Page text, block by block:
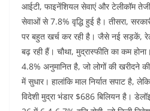
आईटी, फाइनेंशियल सेवाएं और टेलीकॉम
सेवाओं से 7.8% वृद्धि हुई है। तीसरा,
पर बहुत खर्च कर रही है। जैसे नई सड़कें,
बढ़ रही हैं। चौथा, मुद्रास्फीति का कम
4.8% अनुमानित है, जो लोगों की खरीदने की
में सुधार। हालांकि माल निर्यात सपाट है,
विदेशी मुद्रा भंडार $686 बिलियन है।